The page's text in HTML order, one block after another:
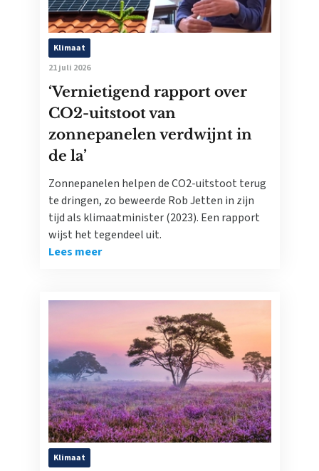
Klimaat
21 juli 2026
‘Vernietigend rapport over
CO2-uitstoot van
zonnepanelen verdwijnt in
de la’
Zonnepanelen helpen de CO2-uitstoot terug
te dringen, zo beweerde Rob Jetten in zijn
tijd als klimaatminister (2023). Een rapport
wijst het tegendeel uit.
Lees meer
Klimaat